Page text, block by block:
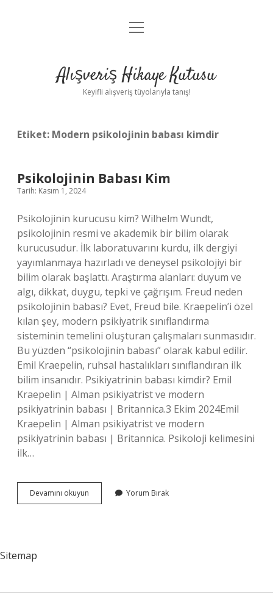
Anasayfa
Yasal Uyarı
menüyü
Alışveriş Hikaye Kutusu
Keyifli alışveriş tüyolarıyla tanış!
Etiket: Modern psikolojinin babası kimdir
Psikolojinin Babası Kim
Tarih: Kasım 1, 2024
Psikolojinin kurucusu kim? Wilhelm Wundt,
psikolojinin resmi ve akademik bir bilim olarak
kurucusudur. İlk laboratuvarını kurdu, ilk dergiyi
yayımlanmaya hazırladı ve deneysel psikolojiyi bir
bilim olarak başlattı. Araştırma alanları: duyum ve
algı, dikkat, duygu, tepki ve çağrışım. Freud neden
psikolojinin babası? Evet, Freud bile. Kraepelin’i özel
kılan şey, modern psikiyatrik sınıflandırma
sisteminin temelini oluşturan çalışmaları sunmasıdır.
Bu yüzden “psikolojinin babası” olarak kabul edilir.
Emil Kraepelin, ruhsal hastalıkları sınıflandıran ilk
bilim insanıdır. Psikiyatrinin babası kimdir? Emil
Kraepelin | Alman psikiyatrist ve modern
psikiyatrinin babası | Britannica.3 Ekim 2024Emil
Kraepelin | Alman psikiyatrist ve modern
psikiyatrinin babası | Britannica. Psikoloji kelimesini
ilk…
Devamını okuyun Psikolojinin
Babası
Yorum Bırak
Sitemap